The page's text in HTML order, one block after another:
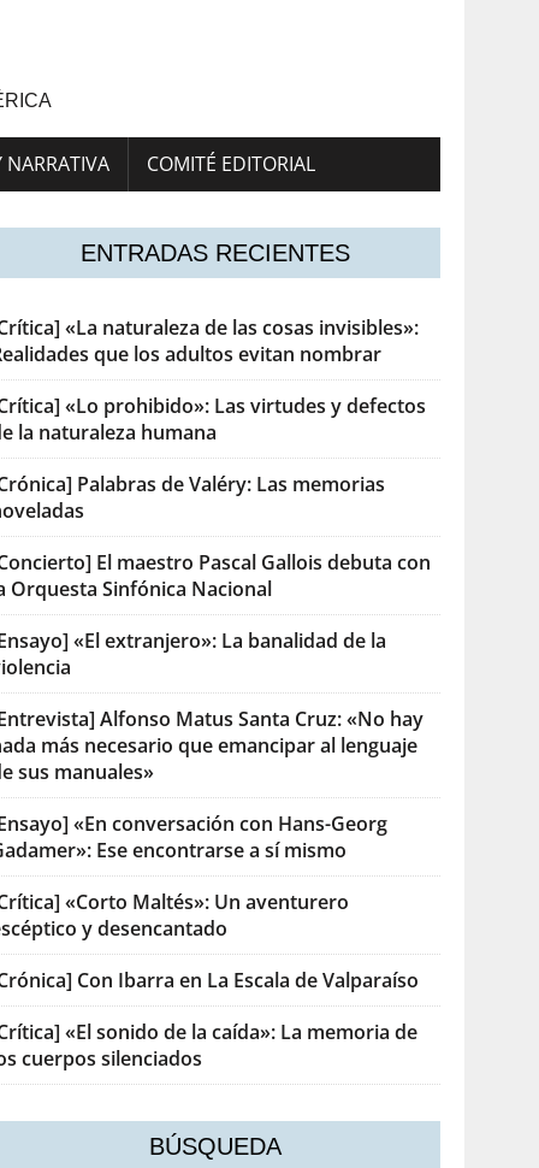
NARRATIVA COMITÉ EDITORIAL
ENTRADAS RECIENTES
«La naturaleza de las cosas invisibles»:
que los adultos evitan nombrar
«Lo prohibido»: Las virtudes y defectos
la naturaleza humana
Palabras de Valéry: Las memorias
El maestro Pascal Gallois debuta con
Orquesta Sinfónica Nacional
«El extranjero»: La banalidad de la
Alfonso Matus Santa Cruz: «No hay
más necesario que emancipar al lenguaje
sus manuales»
«En conversación con Hans-Georg
Ese encontrarse a sí mismo
«Corto Maltés»: Un aventurero
y desencantado
Con Ibarra en La Escala de Valparaíso
«El sonido de la caída»: La memoria de
cuerpos silenciados
BÚSQUEDA